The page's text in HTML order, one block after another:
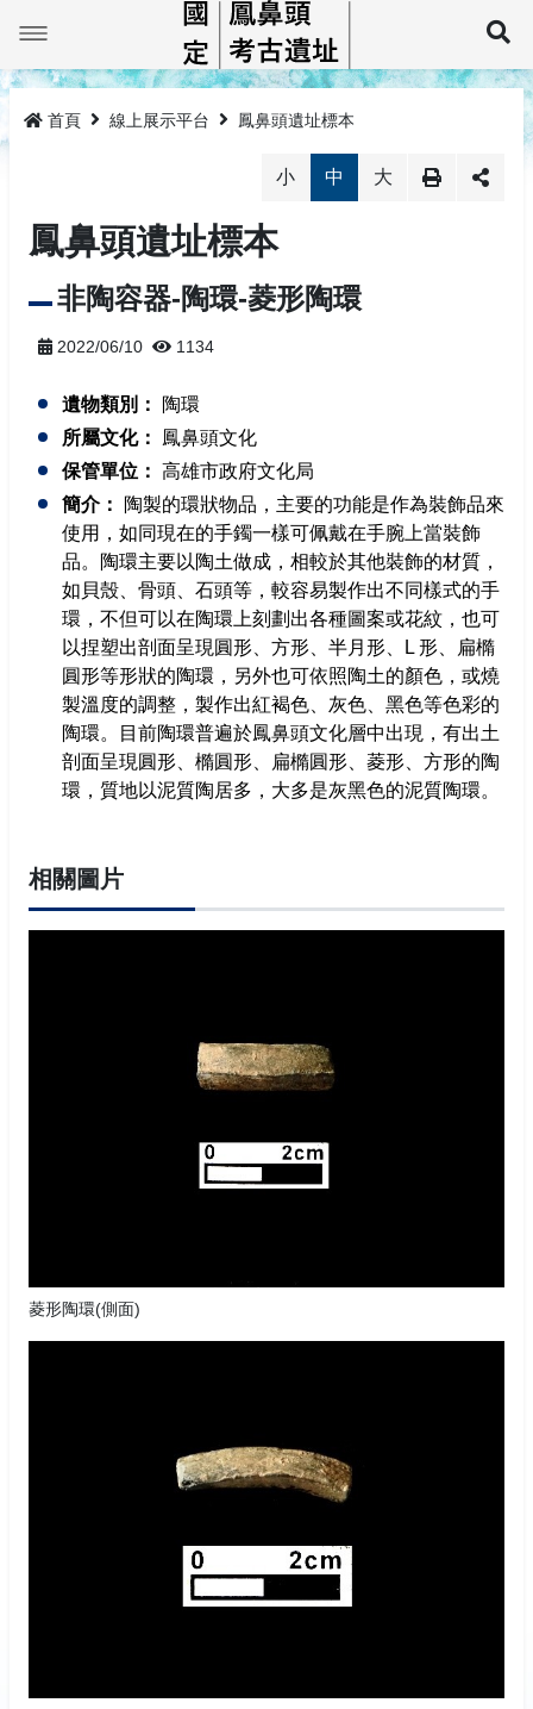
要
內最新消息
大坌坑文化
牛稠仔文化鳳鼻頭型
鳳鼻頭遺址標本
鳳鼻頭考古教育館
鳳鼻頭考古教育館簡介
教育推廣
教具租借
相關專書
監管保護報告
成果報告書
相關法規
相關法規
網站導覽
回首頁
高雄市政府
高雄市文化局
首頁 線上展示平台 鳳鼻頭遺址標本
小 中 大
鳳鼻頭遺址標本
非陶容器-陶環-菱形陶環
2022/06/10 1134
遺物類別：
陶環
所屬文化：
鳳鼻頭文化
保管單位： 高雄市政府文化局
簡介：
陶製的環狀物品，主要的功能是作為裝飾品來
使用，如同現在的手鐲一樣可佩戴在手腕上當裝飾
品。陶環主要以陶土做成，相較於其他裝飾的材質，
如貝殼、骨頭、石頭等，較容易製作出不同樣式的手
環，不但可以在陶環上刻劃出各種圖案或花紋，也可
以捏塑出剖面呈現圓形、方形、半月形、L 形、扁橢
圓形等形狀的陶環，另外也可依照陶土的顏色，或燒
製溫度的調整，製作出紅褐色、灰色、黑色等色彩的
陶環。目前陶環普遍於鳳鼻頭文化層中出現，有出土
剖面呈現圓形、橢圓形、扁橢圓形、菱形、方形的陶
環，質地以泥質陶居多，大多是灰黑色的泥質陶環。
相關圖片
菱形陶環(側面)